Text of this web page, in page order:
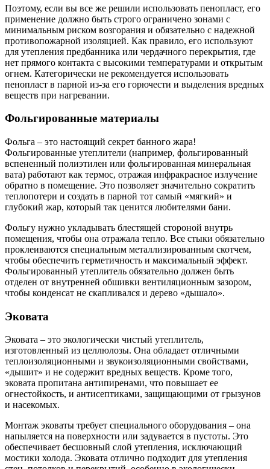
Поэтому, если вы все же решили использовать пенопласт, его
применение должно быть строго ограничено зонами с
минимальным риском возгорания и обязательно с надежной
противопожарной изоляцией. Как правило, его используют
для утепления предбанника или чердачного перекрытия, где
нет прямого контакта с высокими температурами и открытым
огнем. Категорически не рекомендуется использовать
пенопласт в парной из-за его горючести и выделения вредных
веществ при нагревании.
Фольгированные материалы
Фольга – это настоящий секрет банного жара!
Фольгированные утеплители (например, фольгированный
вспененный полиэтилен или фольгированная минеральная
вата) работают как термос, отражая инфракрасное излучение
обратно в помещение. Это позволяет значительно сократить
теплопотери и создать в парной тот самый «мягкий» и
глубокий жар, который так ценится любителями бани.
Фольгу нужно укладывать блестящей стороной внутрь
помещения, чтобы она отражала тепло. Все стыки обязательно
проклеиваются специальным металлизированным скотчем,
чтобы обеспечить герметичность и максимальный эффект.
Фольгированный утеплитель обязательно должен быть
отделен от внутренней обшивки вентиляционным зазором,
чтобы конденсат не скапливался и дерево «дышало».
Эковата
Эковата – это экологически чистый утеплитель,
изготовленный из целлюлозы. Она обладает отличными
теплоизоляционными и звукоизоляционными свойствами,
«дышит» и не содержит вредных веществ. Кроме того,
эковата пропитана антипиренами, что повышает ее
огнестойкость, и антисептиками, защищающими от грызунов
и насекомых.
Монтаж эковаты требует специального оборудования – она
напыляется на поверхности или задувается в пустоты. Это
обеспечивает бесшовный слой утепления, исключающий
мостики холода. Эковата отлично подходит для утепления